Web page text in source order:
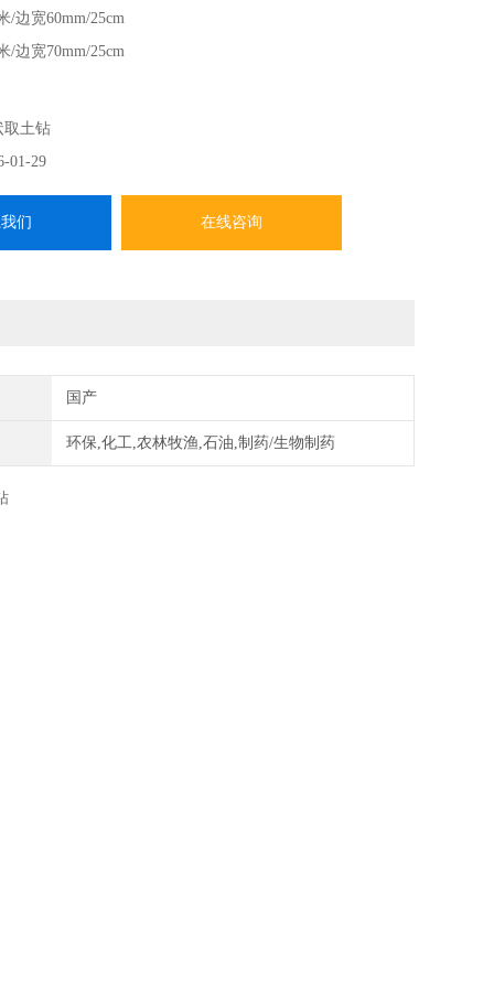
/边宽60mm/25cm
/边宽70mm/25cm
取土钻
01-29
们 在线咨询
国产
环保,化工,农林牧渔,石油,制药/生物制药